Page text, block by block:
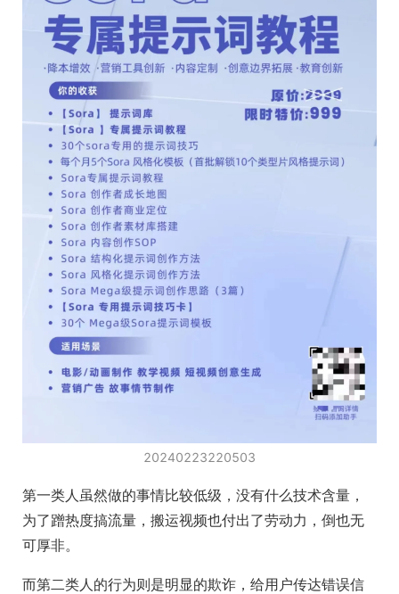
20240223220503
第一类人虽然做的事情比较低级，没有什么技术含量，
为了蹭热度搞流量，搬运视频也付出了劳动力，倒也无
可厚非。
而第二类人的行为则是明显的欺诈，给用户传达错误信